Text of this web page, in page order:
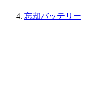
忘却バッテリー